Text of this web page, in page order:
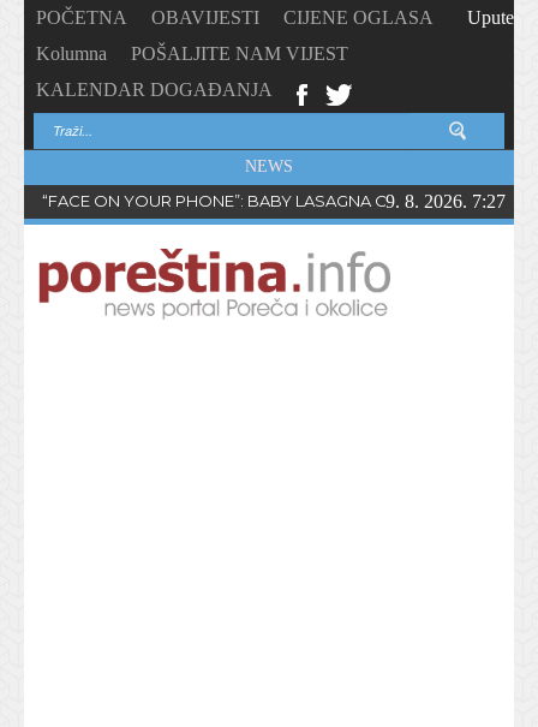
POČETNA OBAVIJESTI
CIJENE OGLASA
Kolumna
POŠALJITE NAM VIJEST
KALENDAR DOGAĐANJA
Upute
NEWS
“FACE ON YOUR PHONE”: BABY LASAGNA OBJAVIO NOVI
9. 8. 2026. 7:27